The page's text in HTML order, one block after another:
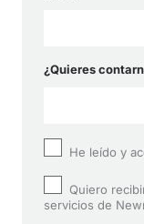
¿Quieres
He leído y
Quiero
servicios de